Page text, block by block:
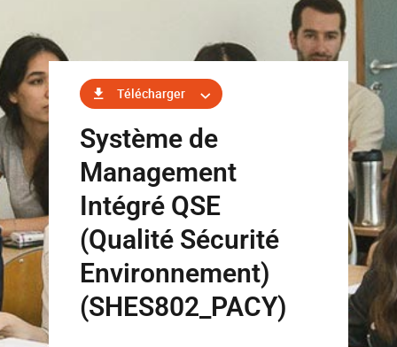
Télécharger
Système de
Management
Intégré QSE
(Qualité Sécurité
Environnement)
(SHES802_PACY)